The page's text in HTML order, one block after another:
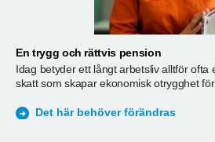
En trygg och rättvis pension
Idag betyder ett långt arbetsliv alltför ofta
skatt som skapar ekonomisk otrygghet
Det här behöver förändras